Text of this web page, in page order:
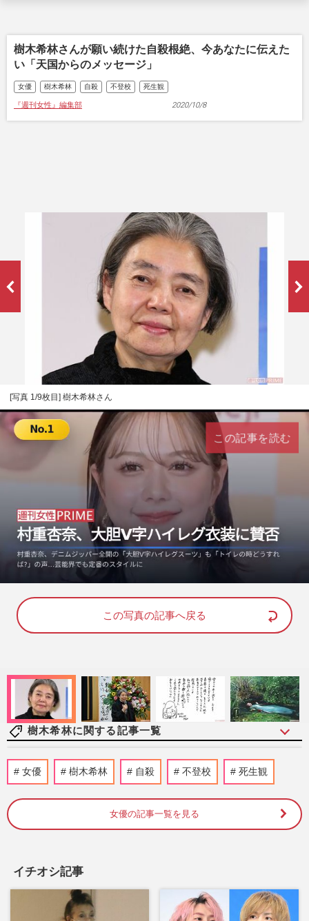
樹木希林さんが願い続けた自殺根絶、今あなたに伝えた
い「天国からのメッセージ」
女優 樹木希林 自殺 不登校 死生観
『週刊女性』編集部 2020/10/8
[写真 1/9枚目] 樹木希林さん
n
u
o
d
:
この記事を読む
この写真の記事へ戻る
樹木希林に関する記事一覧
本木雅弘「丸刈りで直談判」「OK出ても
再撮影」…『シブがき隊』から“唯一無二
週刊女性2026年6月30日号 2026/6/18
週刊女性2023年4月11日号 2023/3/31
女優 樹木希林 自殺 不登校 死生観
女優の記事一覧を見る
イチオシ記事